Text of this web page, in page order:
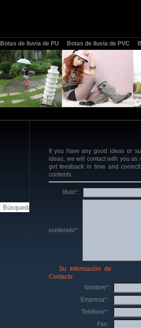
Botas de lluvia de PU Botas de lluvia de PVC
If you have any good ideas or
ideas, we will contact with you as
get feedback in time and
contents.
título*:
contenido*:
Su Información de
Contacto
Nombre*:
Empresa*:
Teléfono*:
Fax: